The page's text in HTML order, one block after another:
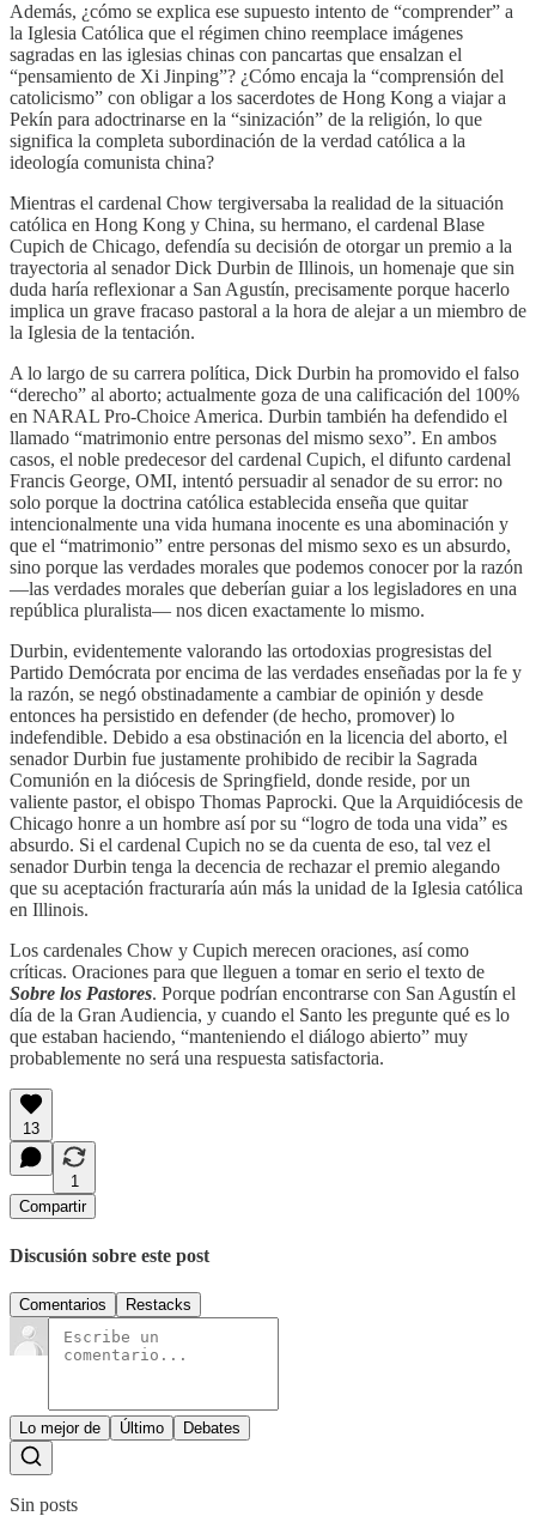
Además, ¿cómo se explica ese supuesto intento de “comprender” a
la Iglesia Católica que el régimen chino reemplace imágenes
sagradas en las iglesias chinas con pancartas que ensalzan el
“pensamiento de Xi Jinping”? ¿Cómo encaja la “comprensión del
catolicismo” con obligar a los sacerdotes de Hong Kong a viajar a
Pekín para adoctrinarse en la “sinización” de la religión, lo que
significa la completa subordinación de la verdad católica a la
ideología comunista china?
Mientras el cardenal Chow tergiversaba la realidad de la situación
católica en Hong Kong y China, su hermano, el cardenal Blase
Cupich de Chicago, defendía su decisión de otorgar un premio a la
trayectoria al senador Dick Durbin de Illinois, un homenaje que sin
duda haría reflexionar a San Agustín, precisamente porque hacerlo
implica un grave fracaso pastoral a la hora de alejar a un miembro de
la Iglesia de la tentación.
A lo largo de su carrera política, Dick Durbin ha promovido el falso
“derecho” al aborto; actualmente goza de una calificación del 100%
en NARAL Pro-Choice America. Durbin también ha defendido el
llamado “matrimonio entre personas del mismo sexo”. En ambos
casos, el noble predecesor del cardenal Cupich, el difunto cardenal
Francis George, OMI, intentó persuadir al senador de su error: no
solo porque la doctrina católica establecida enseña que quitar
intencionalmente una vida humana inocente es una abominación y
que el “matrimonio” entre personas del mismo sexo es un absurdo,
sino porque las verdades morales que podemos conocer por la razón
—las verdades morales que deberían guiar a los legisladores en una
república pluralista— nos dicen exactamente lo mismo.
Durbin, evidentemente valorando las ortodoxias progresistas del
Partido Demócrata por encima de las verdades enseñadas por la fe y
la razón, se negó obstinadamente a cambiar de opinión y desde
entonces ha persistido en defender (de hecho, promover) lo
indefendible. Debido a esa obstinación en la licencia del aborto, el
senador Durbin fue justamente prohibido de recibir la Sagrada
Comunión en la diócesis de Springfield, donde reside, por un
valiente pastor, el obispo Thomas Paprocki. Que la Arquidiócesis de
Chicago honre a un hombre así por su “logro de toda una vida” es
absurdo. Si el cardenal Cupich no se da cuenta de eso, tal vez el
senador Durbin tenga la decencia de rechazar el premio alegando
que su aceptación fracturaría aún más la unidad de la Iglesia católica
en Illinois.
Los cardenales Chow y Cupich merecen oraciones, así como
críticas. Oraciones para que lleguen a tomar en serio el texto de
Sobre los Pastores. Porque podrían encontrarse con San Agustín el
día de la Gran Audiencia, y cuando el Santo les pregunte qué es lo
que estaban haciendo, “manteniendo el diálogo abierto” muy
probablemente no será una respuesta satisfactoria.
13
1
Compartir
Discusión sobre este post
Comentarios Restacks
Lo mejor de Último Debates
Sin posts